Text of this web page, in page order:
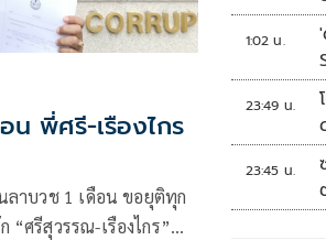
น พี่ศรี-เรืองไกร
ลาบวช 1 เดือน ขอยุติทุก
“ศรีสุวรรณ-เรืองไกร”
1:02 น.
'
23:49 น.
23:45 น.